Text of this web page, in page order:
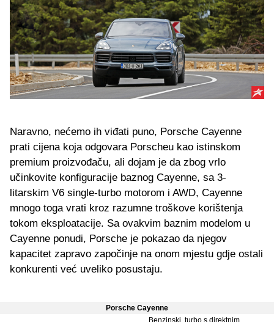
Naravno, nećemo ih viđati puno, Porsche Cayenne
prati cijena koja odgovara Porscheu kao istinskom
premium proizvođaču, ali dojam je da zbog vrlo
učinkovite konfiguracije baznog Cayenne, sa 3-
litarskim V6 single-turbo motorom i AWD, Cayenne
mnogo toga vrati kroz razumne troškove korištenja
tokom eksploatacije. Sa ovakvim baznim modelom u
Cayenne ponudi, Porsche je pokazao da njegov
kapacitet zapravo započinje na onom mjestu gdje ostali
konkurenti već uveliko posustaju.
Porsche Cayenne
Benzinski, turbo s direktnim